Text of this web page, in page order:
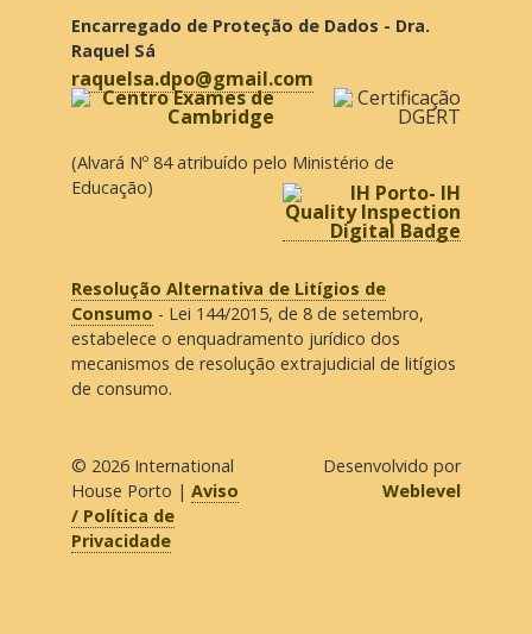
Encarregado de Proteção de Dados - Dra.
Raquel Sá
raquelsa.dpo@gmail.com
(Alvará Nº 84 atribuído pelo Ministério de
Educação)
Resolução Alternativa de Litígios de
Consumo - Lei 144/2015, de 8 de setembro,
estabelece o enquadramento jurídico dos
mecanismos de resolução extrajudicial de litígios
de consumo.
© 2026 International
House Porto | Aviso
/ Política de
Privacidade
Desenvolvido por
Weblevel